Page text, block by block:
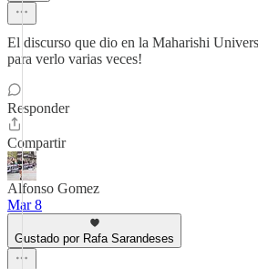
El discurso que dio en la Maharishi
para verlo varias veces!
Responder
Compartir
Alfonso Gomez
Mar 8
Gustado por Rafa Sarandeses